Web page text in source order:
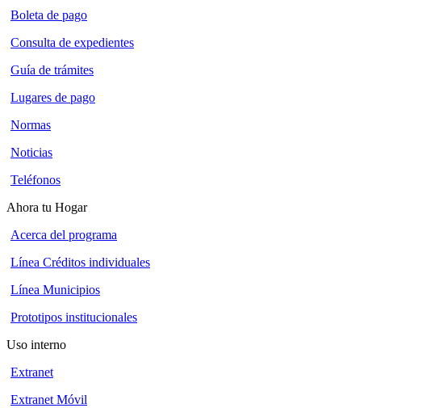
Boleta de pago
Consulta de expedientes
Guía de trámites
Lugares de pago
Normas
Noticias
Teléfonos
Ahora tu Hogar
Acerca del programa
Línea Créditos individuales
Línea Municipios
Prototipos institucionales
Uso interno
Extranet
Extranet Móvil